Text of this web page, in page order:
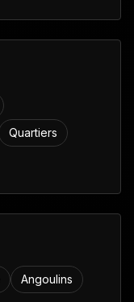
Quartiers
Angoulins